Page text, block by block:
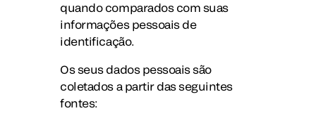
quando comparados com suas
informações pessoais de
identificação.
Os seus dados pessoais são
coletados a partir das seguintes
fontes: